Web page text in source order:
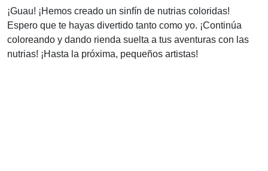
¡Guau! ¡Hemos creado un sinfín de nutrias coloridas!
Espero que te hayas divertido tanto como yo. ¡Continúa
coloreando y dando rienda suelta a tus aventuras con las
nutrias! ¡Hasta la próxima, pequeños artistas!